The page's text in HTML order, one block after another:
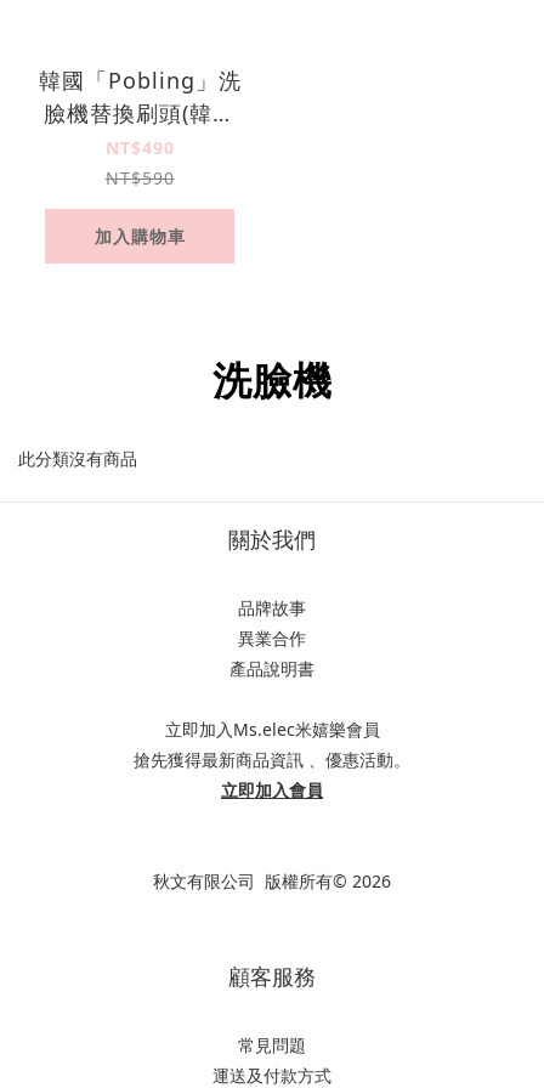
韓國「Pobling」洗
臉機替換刷頭(韓國
洗臉機/洗臉機刷頭/
音波洗淨/刷頭替換)
NT$490
NT$590
加入購物車
洗臉機
此分類沒有商品
關於我們
品牌故事
異業合作
產品說明書
立即加入Ms.elec米嬉樂會員
搶先獲得最新商品資訊 、優惠活動。
立即加入會員
秋文有限公司 版權所有© 2026
顧客服務
常見問題
運送及付款方式